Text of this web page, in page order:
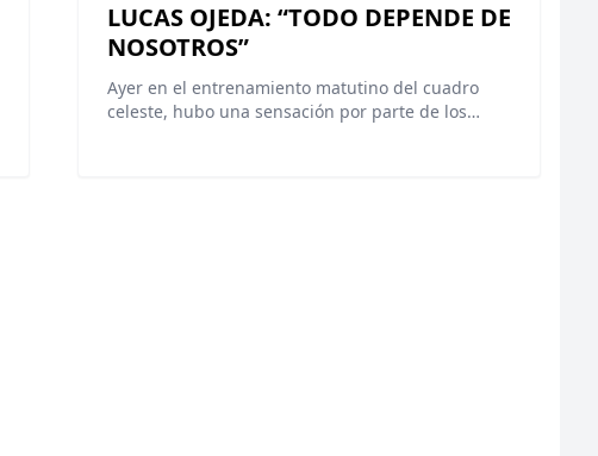
LUCAS OJEDA: “TODO DEPENDE DE
NOSOTROS”
Ayer en el entrenamiento matutino del cuadro
celeste, hubo una sensación por parte de los…